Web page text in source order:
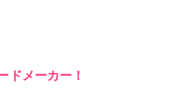
ドメーカー！